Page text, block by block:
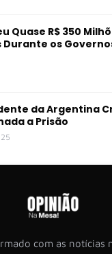
Quase R$ 350
os
da Argentina
a Prisão
com as notícias